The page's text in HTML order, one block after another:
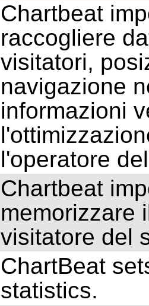
Chartbeat
raccogliere
visitatori,
navigazione
informazioni
l'operatore
Chartbeat
memorizzare
visitatore del
ChartBeat
statistics.